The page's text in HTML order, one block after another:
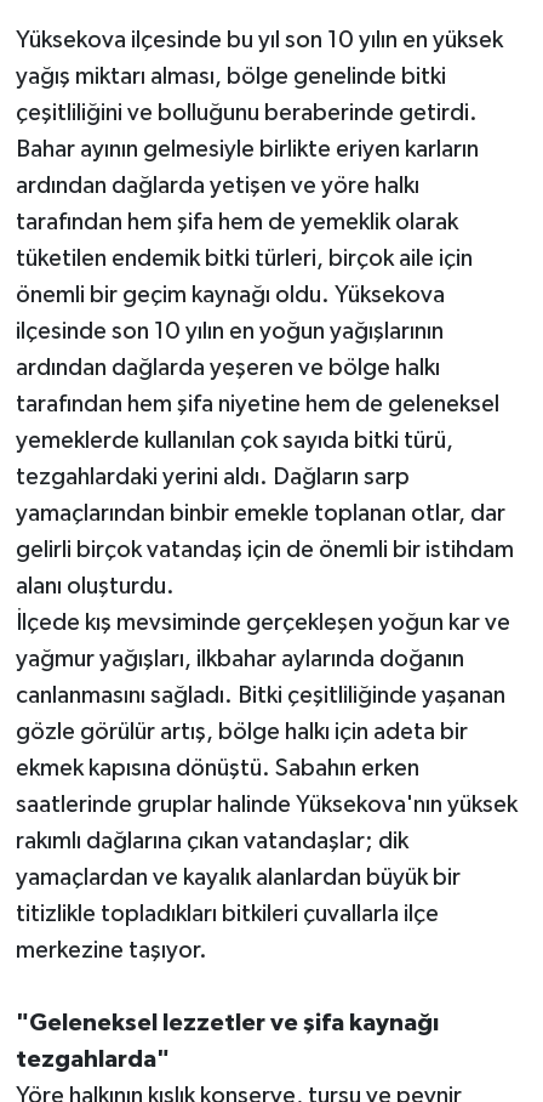
Yüksekova ilçesinde bu yıl son 10 yılın en yüksek
yağış miktarı alması, bölge genelinde bitki
çeşitliliğini ve bolluğunu beraberinde getirdi.
Bahar ayının gelmesiyle birlikte eriyen karların
ardından dağlarda yetişen ve yöre halkı
tarafından hem şifa hem de yemeklik olarak
tüketilen endemik bitki türleri, birçok aile için
önemli bir geçim kaynağı oldu. Yüksekova
ilçesinde son 10 yılın en yoğun yağışlarının
ardından dağlarda yeşeren ve bölge halkı
tarafından hem şifa niyetine hem de geleneksel
yemeklerde kullanılan çok sayıda bitki türü,
tezgahlardaki yerini aldı. Dağların sarp
yamaçlarından binbir emekle toplanan otlar, dar
gelirli birçok vatandaş için de önemli bir istihdam
alanı oluşturdu.
İlçede kış mevsiminde gerçekleşen yoğun kar ve
yağmur yağışları, ilkbahar aylarında doğanın
canlanmasını sağladı. Bitki çeşitliliğinde yaşanan
gözle görülür artış, bölge halkı için adeta bir
ekmek kapısına dönüştü. Sabahın erken
saatlerinde gruplar halinde Yüksekova'nın yüksek
rakımlı dağlarına çıkan vatandaşlar; dik
yamaçlardan ve kayalık alanlardan büyük bir
titizlikle topladıkları bitkileri çuvallarla ilçe
merkezine taşıyor.
"Geleneksel lezzetler ve şifa kaynağı
tezgahlarda"
Yöre halkının kışlık konserve, turşu ve peynir